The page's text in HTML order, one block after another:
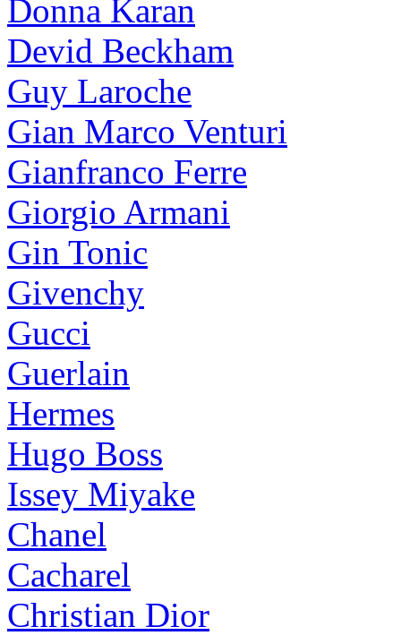
Donna Karan
Devid Beckham
Guy Laroche
Gian Marco Venturi
Gianfranco Ferre
Giorgio Armani
Gin Tonic
Givenchy
Gucci
Guerlain
Hermes
Hugo Boss
Issey Miyake
Chanel
Cacharel
Christian Dior